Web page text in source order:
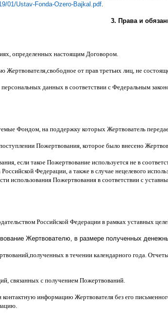
01/Ustav-Fonda-Ozero-Bajkal.pdf.
3. Права и
, определенных настоящим Договором.
Жертвователя,свободное от прав третьих лиц, не
данных в соответствии с Федеральным
Фондом, на поддержку которых Жертвователь
Пожертвования, которое было внесено
, если такое Пожертвование используется не в
Российской Федерации, а также в случае нецелевого
использования Пожертвования в соответствии с
Российской Федерации в рамках уставных
Жертвователю, в размере полученных
,полученных в течении календарного года.
, связанных с получением Пожертвований.
информацию Жертвователя без его
.